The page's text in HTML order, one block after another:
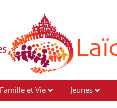
Famille et Vie Jeunes